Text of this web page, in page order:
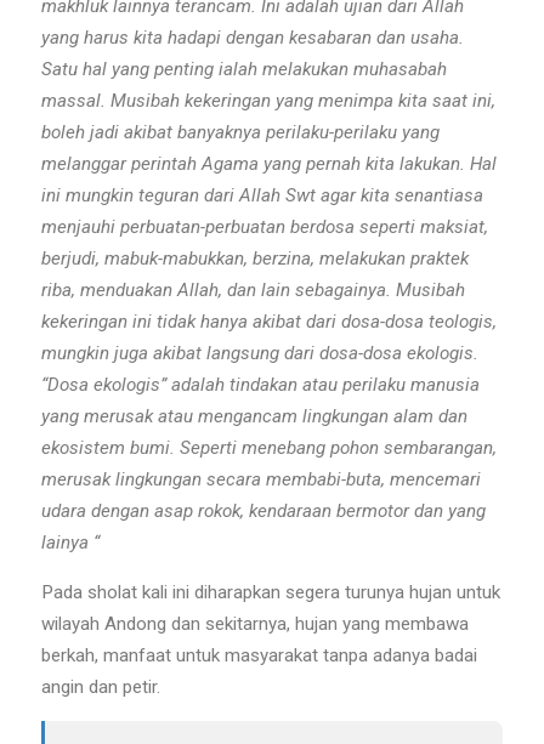
makhluk lainnya terancam. Ini adalah ujian dari Allah
yang harus kita hadapi dengan kesabaran dan usaha.
Satu hal yang penting ialah melakukan muhasabah
massal. Musibah kekeringan yang menimpa kita saat ini,
boleh jadi akibat banyaknya perilaku-perilaku yang
melanggar perintah Agama yang pernah kita lakukan. Hal
ini mungkin teguran dari Allah Swt agar kita senantiasa
menjauhi perbuatan-perbuatan berdosa seperti maksiat,
berjudi, mabuk-mabukkan, berzina, melakukan praktek
riba, menduakan Allah, dan lain sebagainya. Musibah
kekeringan ini tidak hanya akibat dari dosa-dosa teologis,
mungkin juga akibat langsung dari dosa-dosa ekologis.
“Dosa ekologis” adalah tindakan atau perilaku manusia
yang merusak atau mengancam lingkungan alam dan
ekosistem bumi. Seperti menebang pohon sembarangan,
merusak lingkungan secara membabi-buta, mencemari
udara dengan asap rokok, kendaraan bermotor dan yang
lainya “
Pada sholat kali ini diharapkan segera turunya hujan untuk
wilayah Andong dan sekitarnya, hujan yang membawa
berkah, manfaat untuk masyarakat tanpa adanya badai
angin dan petir.